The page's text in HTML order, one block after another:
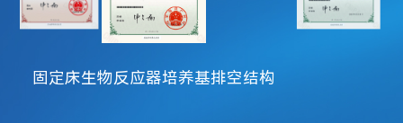
适用于病毒载体生产的可拆卸固定床生物反应器